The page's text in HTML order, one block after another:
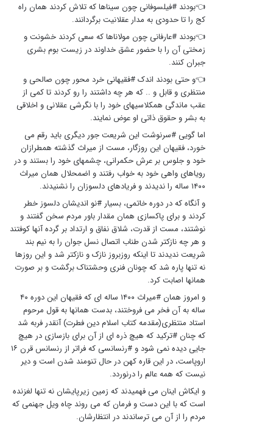
👈بودند #فیلسوفانی چون سیناها که تلاش کردند همان راه
کج را تا حدودی به مدار عقلانیت برگردانند.
👈بودند #عارفانی چون مولاناها که سعی کردند خشونت و
زمختی آن را با حضور عشق خداوند در زیست بوم بشری
جبران کنند.
👈و حتی بودند اندک #فقیهانی خرد محور چون صالحی و
منتظری و قابل و .. که هر چه داشتند را رو کردند تا کمی از
عقب ماندگی همکلاسیهای خود را با نگرشی عقلانی و اخلاقی
به بشر و حقوق ذاتی او عوض نمایند.
اما گویی #سرنوشت این شریعت جور دیگری باید رقم می
خورد، فقیهان این روزگار، مست از میراث گذشته همطرازان
خود و جلوس بر عرش حکمرانی، چشمهای خود را بستند و در
رویاهای واهی خود به خواب رفتند و اضمحلال همان میراث
۱۴۰۰ ساله را ندیدند و فریادهای دلسوزان را نشنیدند.
و آنگاه که در دوره خاتمی، بسیار #نو اندیشان دلسوز خطر
کردند و برای پاکسازی همان مقدار باور مردم سخن گفتند و
نوشتند، مست از قدرت، شلاق نفاق و ارتداد بر گرده آنها کوفتند
و هر چه نازکتر شدن طناب اتصال نسل جوان را به نیم بند
شریعت ندیدند تا اینکه روزبروز نازک و نازکتر شد و این روزها
نه تنها پاره شد که چونان فنری وحشتناک برگشت و بر صورت
همانها اصابت کرد.
و امروز همان #میراث ۱۴۰۰ ساله ای که فقیهان این دوره ۴۰
ساله به آن فخر می فروختند، بدست همانها به قول مرحوم
استاد منتظری(مقدمه کتاب اسلام دین فطرت) آنقدر فربه شد
که چنان #ترکید که هیچ ذره ای از آن برای بازسازی در هیچ
جایی دیده نمی شود و #رنسانسی که فراتر از رنسانس قرن ۱۶
اروپاست، در این قاره کهن در حال تنومند شدن است و دیر
نیست که همه عالم را درنوردد.
و ایکاش اینان می فهمیدند که زمین زیرپایشان نه تنها لغزنده
است که با این دست و فرمان که می روند چاه ویل جهنمی که
مردم را از آن می ترساندند در انتظارشان.